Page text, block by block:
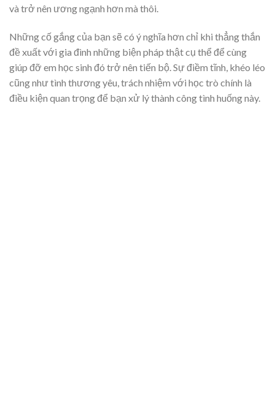
và trở nên ương ngạnh hơn mà thôi.
Những cố gắng của bạn sẽ có ý nghĩa hơn chỉ khi thẳng thắn
đề xuất với gia đình những biện pháp thật cụ thể để cùng
giúp đỡ em học sinh đó trở nên tiến bộ. Sự điềm tĩnh, khéo léo
cũng như tình thương yêu, trách nhiệm với học trò chính là
điều kiện quan trọng để bạn xử lý thành công tình huống này.